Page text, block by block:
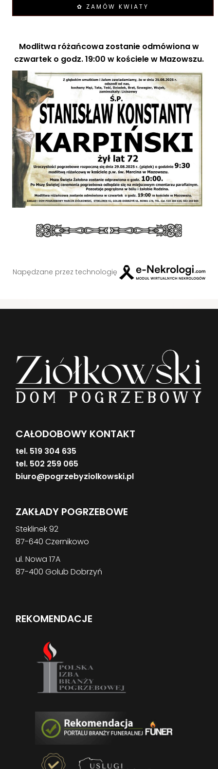
✿ ZAMÓW KWIATY
Modlitwa różańcowa zostanie odmówiona w
czwartek o godz. 19:00 w kościele w Mazowszu.
Napędzane przez technologię
CAŁODOBOWY KONTAKT
tel. 519 304 635
tel. 502 259 065
biuro@pogrzebyziolkowski.pl
ZAKŁADY POGRZEBOWE
Steklinek 92
87-640 Czernikowo
ul. Nowa 17A
87-400 Golub Dobrzyń
REKOMENDACJE